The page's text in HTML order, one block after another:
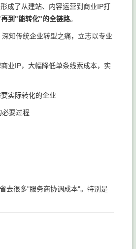
成了从建站、内容运营到商业IP打
到"能转化"的全链路。
知传统企业转型之痛，立志以专业
业IP，大幅降低单条线索成本，实
实际转化的企业
必要过程
去很多"服务商协调成本"。特别是